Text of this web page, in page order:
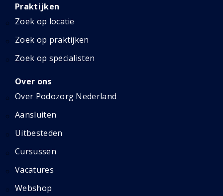
Praktijken
Zoek op locatie
Zoek op praktijken
Zoek op specialisten
Over ons
Over Podozorg Nederland
Aansluiten
Uitbesteden
Cursussen
Vacatures
Webshop